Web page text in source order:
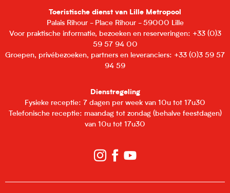
Toeristische dienst van Lille Metropool
Palais Rihour - Place Rihour - 59000 Lille
Voor praktische informatie, bezoeken en reserveringen: +33 (0)3
59 57 94 00
Groepen, privébezoeken, partners en leveranciers: +33 (0)3 59 57
94 59
Dienstregeling
Fysieke receptie: 7 dagen per week van 10u tot 17u30
Telefonische receptie: maandag tot zondag (behalve feestdagen)
van 10u tot 17u30